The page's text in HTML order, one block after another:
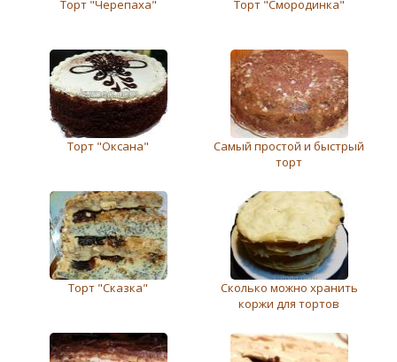
Торт "Черепаха" Торт "Смородинка"
Торт "Оксана"
Самый простой и быстрый
торт
Торт "Сказка"
Сколько можно хранить
коржи для тортов